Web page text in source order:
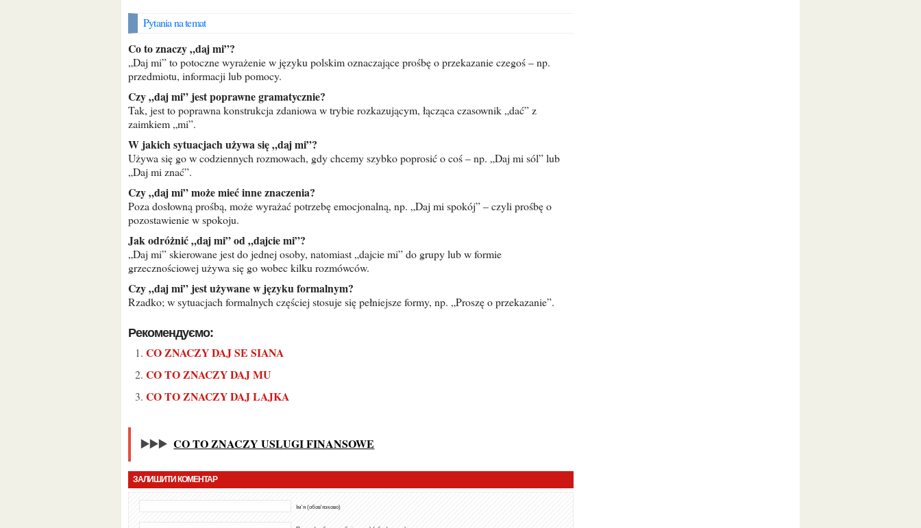
Pytania na temat
Co to znaczy „daj mi”?
„Daj mi” to potoczne wyrażenie w języku polskim oznaczające prośbę o przekazanie czegoś – np.
przedmiotu, informacji lub pomocy.
Czy „daj mi” jest poprawne gramatycznie?
Tak, jest to poprawna konstrukcja zdaniowa w trybie rozkazującym, łącząca czasownik „dać” z
zaimkiem „mi”.
W jakich sytuacjach używa się „daj mi”?
Używa się go w codziennych rozmowach, gdy chcemy szybko poprosić o coś – np. „Daj mi sól” lub
„Daj mi znać”.
Czy „daj mi” może mieć inne znaczenia?
Poza dosłowną prośbą, może wyrażać potrzebę emocjonalną, np. „Daj mi spokój” – czyli prośbę o
pozostawienie w spokoju.
Jak odróżnić „daj mi” od „dajcie mi”?
„Daj mi” skierowane jest do jednej osoby, natomiast „dajcie mi” do grupy lub w formie
grzecznościowej używa się go wobec kilku rozmówców.
Czy „daj mi” jest używane w języku formalnym?
Rzadko; w sytuacjach formalnych częściej stosuje się pełniejsze formy, np. „Proszę o przekazanie”.
Рекомендуємо:
CO ZNACZY DAJ SE SIANA
CO TO ZNACZY DAJ MU
CO TO ZNACZY DAJ LAJKA
▶️▶️▶️ CO TO ZNACZY USLUGI FINANSOWE
ЗАЛИШИТИ КОМЕНТАР
Ім'я (обов'язково)